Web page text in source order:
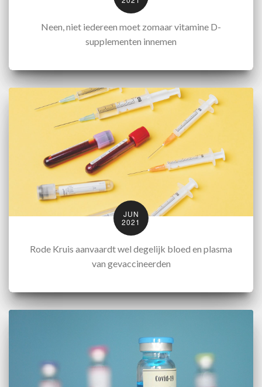
Neen, niet iedereen moet zomaar vitamine D-
supplementen innemen
JUN
2021
Rode Kruis aanvaardt wel degelijk bloed en plasma
van gevaccineerden